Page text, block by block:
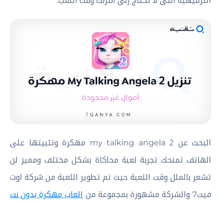
البحث عن my talking angela 2 مهكرة وتثبيتها على
الهاتف تمنحك تجربة لعبة محاكاة بشكل مختلف ومميز لن
تشعر بالملل وقت اللعبة حيث تم تطوير اللعبة من شركة اوت
فيت7 والشركة مشهورة بمجموعة من
العاب مهكرة بدون نت